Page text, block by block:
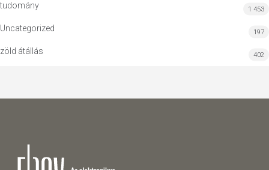
tudomány 1 453
Uncategorized 197
zöld átállás 402